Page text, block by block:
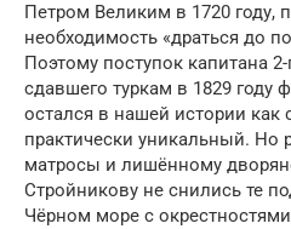
Петром Великим в 1720 году,
необходимость «драться до
Поэтому поступок капитана
сдавшего туркам в 1829 году
остался в нашей истории как
практически уникальный. Но
матросы и лишённому
Стройникову не снились те
Чёрном море с